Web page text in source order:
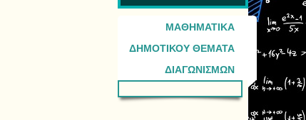
ΜΑΘΗΜΑΤΙΚΑ
ΔΗΜΟΤΙΚΟΥ ΘΕΜΑΤΑ
ΔΙΑΓΩΝΙΣΜΩΝ